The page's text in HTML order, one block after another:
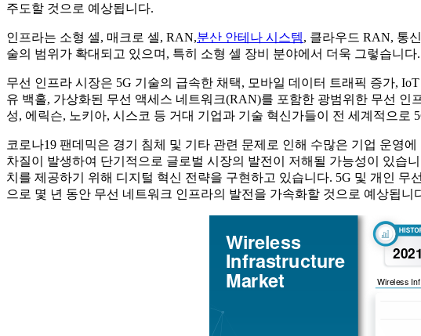
주도할 것으로 예상됩니다.
인프라는 소형 셀, 매크로 셀, RAN,분산 안테나 시스템, 클라우드 RAN, 통
술의 범위가 확대되고 있으며, 특히 소형 셀 장비 분야에서 더욱 그렇습니
무선 인프라 시장은 5G 기술의 급속한 채택, 모바일 데이터 트래픽 증가,
유 백홀, 가상화된 무선 액세스 네트워크(RAN)를 포함한 광범위한 무선
성, 에릭슨, 노키아, 시스코 등 거대 기업과 기술 혁신가들이 전 세계적으로
코로나19 팬데믹은 경기 침체 및 기타 관련 문제로 인해 수많은 기업 운영
차질이 발생하여 단기적으로 글로벌 시장의 발전이 저해될 가능성이 있습
치를 제공하기 위해 디지털 혁신 전략을 구현하고 있습니다. 5G 및 개인
으로 몇 년 동안 무선 네트워크 인프라의 발전을 가속화할 것으로 예상됩니